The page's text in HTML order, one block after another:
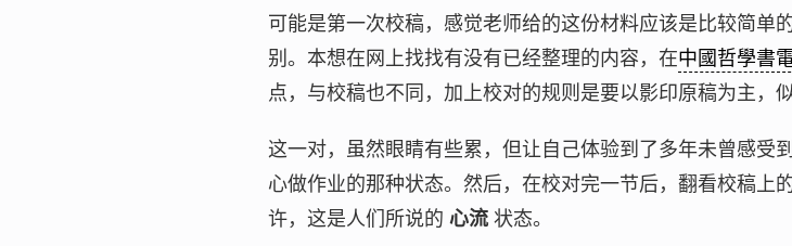
可能是第一次校稿，感觉老师给的这份材料应该是比较简单
别。本想在网上找找有没有已经整理的内容，在中國哲學書
点，与校稿也不同，加上校对的规则是要以影印原稿为主，
这一对，虽然眼睛有些累，但让自己体验到了多年未曾感受
心做作业的那种状态。然后，在校对完一节后，翻看校稿上
许，这是人们所说的 心流 状态。